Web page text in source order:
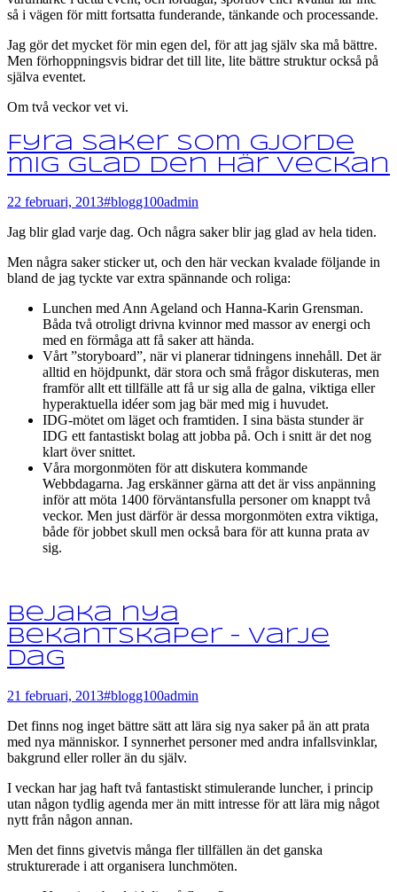
så i vägen för mitt fortsatta funderande, tänkande och processande.
Jag gör det mycket för min egen del, för att jag själv ska må bättre.
Men förhoppningsvis bidrar det till lite, lite bättre struktur också på
själva eventet.
Om två veckor vet vi.
Fyra saker som gjorde
mig glad den här veckan
22 februari, 2013#blogg100admin
Jag blir glad varje dag. Och några saker blir jag glad av hela tiden.
Men några saker sticker ut, och den här veckan kvalade följande in
bland de jag tyckte var extra spännande och roliga:
Lunchen med Ann Ageland och Hanna-Karin Grensman.
Båda två otroligt drivna kvinnor med massor av energi och
med en förmåga att få saker att hända.
Vårt ”storyboard”, när vi planerar tidningens innehåll. Det är
alltid en höjdpunkt, där stora och små frågor diskuteras, men
framför allt ett tillfälle att få ur sig alla de galna, viktiga eller
hyperaktuella idéer som jag bär med mig i huvudet.
IDG-mötet om läget och framtiden. I sina bästa stunder är
IDG ett fantastiskt bolag att jobba på. Och i snitt är det nog
klart över snittet.
Våra morgonmöten för att diskutera kommande
Webbdagarna. Jag erskänner gärna att det är viss anpänning
inför att möta 1400 förväntansfulla personer om knappt två
veckor. Men just därför är dessa morgonmöten extra viktiga,
både för jobbet skull men också bara för att kunna prata av
sig.
Bejaka nya
bekantskaper – varje
dag
21 februari, 2013#blogg100admin
Det finns nog inget bättre sätt att lära sig nya saker på än att prata
med nya människor. I synnerhet personer med andra infallsvinklar,
bakgrund eller roller än du själv.
I veckan har jag haft två fantastiskt stimulerande luncher, i princip
utan någon tydlig agenda mer än mitt intresse för att lära mig något
nytt från någon annan.
Men det finns givetvis många fler tillfällen än det ganska
strukturerade i att organisera lunchmöten.